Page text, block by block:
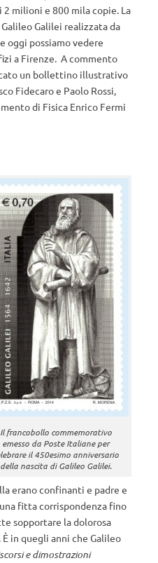
milioni e 800 mila copie. La
Galilei realizzata da
oggi possiamo vedere
a Firenze. A commento
un bollettino illustrativo
Fidecaro e Paolo Rossi,
di Fisica Enrico Fermi
Il francobollo commemorativo
emesso da Poste Italiane per
il 450esimo anniversario
della nascita di Galileo Galilei.
erano confinanti e padre e
fitta corrispondenza fino
sopportare la dolorosa
in quegli anni che Galileo
e dimostrazioni